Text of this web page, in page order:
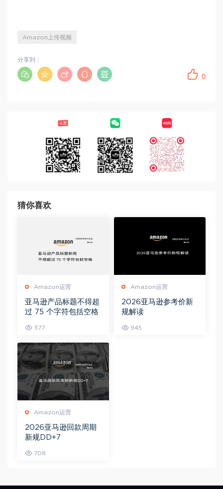
Amazon上传视频
0
分享到：
猜你喜欢
Amazon运营
亚马逊产品标题不得超
过 75 个字符包括空格
377
Amazon运营
2026亚马逊参考价新
规解读
945
Amazon运营
2026亚马逊回款周期
新规DD+7
708